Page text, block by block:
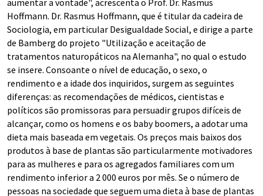
Hoffmann. Dr. Rasmus Hoffmann, que é titular da cadeira de
Sociologia, em particular Desigualdade Social, e dirige a parte
de Bamberg do projeto "Utilização e aceitação de
tratamentos naturopáticos na Alemanha", no qual o estudo
se insere. Consoante o nível de educação, o sexo, o
rendimento e a idade dos inquiridos, surgem as seguintes
diferenças: as recomendações de médicos, cientistas e
políticos são promissoras para persuadir grupos difíceis de
alcançar, como os homens e os baby boomers, a adotar uma
dieta mais baseada em vegetais. Os preços mais baixos dos
produtos à base de plantas são particularmente motivadores
para as mulheres e para os agregados familiares com um
rendimento inferior a 2 000 euros por mês. Se o número de
pessoas na sociedade que seguem uma dieta à base de plantas